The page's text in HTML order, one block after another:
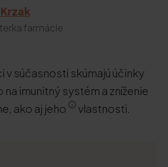
farmácie
v súčasnosti skúmajú účinky
imunitný systém a zníženie
ako aj jeho vlastnosti.